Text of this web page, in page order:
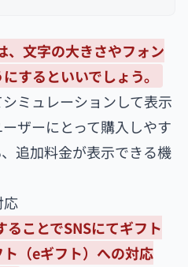
、文字の大きさやフォン
するといいでしょう。
ミュレーションして表示
ザーにとって購入しやす
追加料金が表示できる機
応
ことでSNSにてギフト
（eギフト）への対応